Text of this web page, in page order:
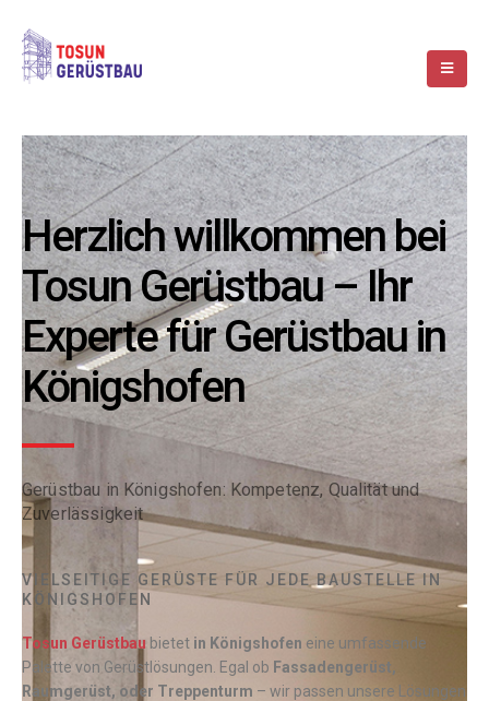
Herzlich willkommen bei
Tosun Gerüstbau – Ihr
Experte für Gerüstbau in
Königshofen
Gerüstbau in Königshofen: Kompetenz, Qualität und
Zuverlässigkeit
VIELSEITIGE GERÜSTE FÜR JEDE BAUSTELLE IN
KÖNIGSHOFEN
Tosun Gerüstbau bietet in Königshofen eine umfassende
Palette von Gerüstlösungen. Egal ob Fassadengerüst,
Raumgerüst, oder Treppenturm – wir passen unsere Lösungen